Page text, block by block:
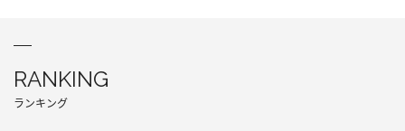
RANKING
ランキング